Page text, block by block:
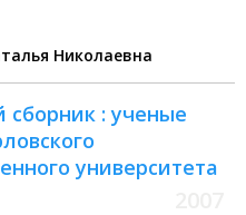
Николаевна
сборник : ученые
университета